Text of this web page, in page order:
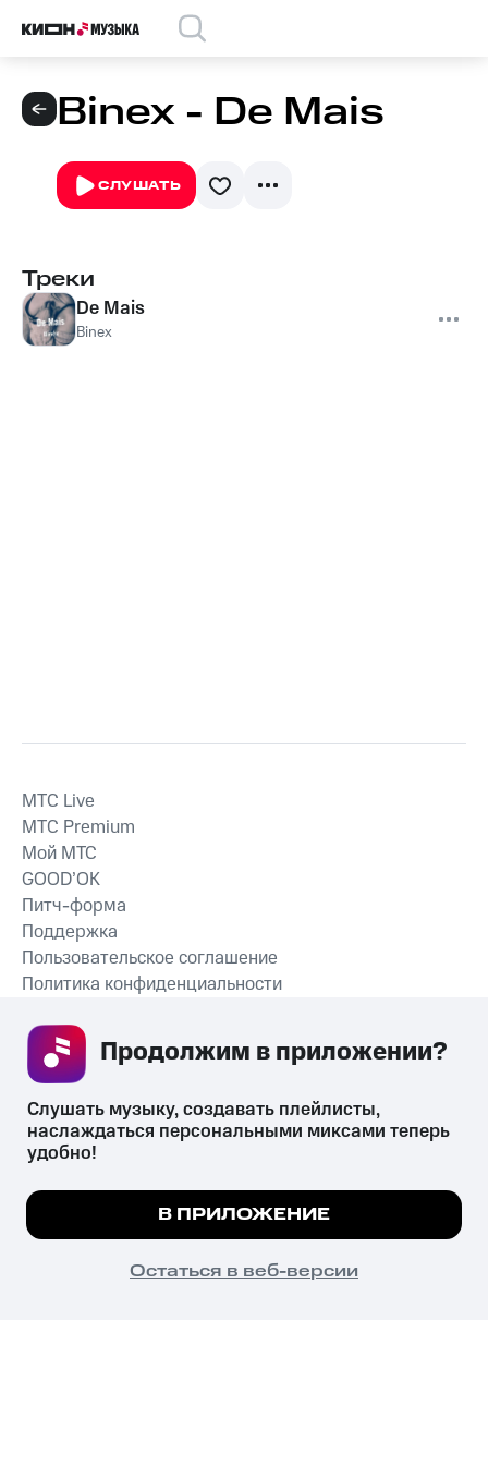
Binex - De Mais
СЛУШАТЬ
Треки
De Mais
Binex
СКАЧАТЬ ПРИЛОЖЕНИЕ
MTС Live
MTС Premium
Мой МТС
GOOD’OK
Питч-форма
Поддержка
Пользовательское соглашение
Политика конфиденциальности
психотропных веществ, их аналогов причиняет вред здоровью,
их незаконный оборот запрещён и влечёт установленную
законодательством ответственность.
© 2026 ООО «КИОН».
Все права защищены
Мы используем куки, чтобы на сайте все
Подробнее
ПОНЯТНО
Слушать музыку, создавать плейлисты,
наслаждаться персональными миксами теперь
удобно!
В ПРИЛОЖЕНИЕ
Остаться в веб-версии